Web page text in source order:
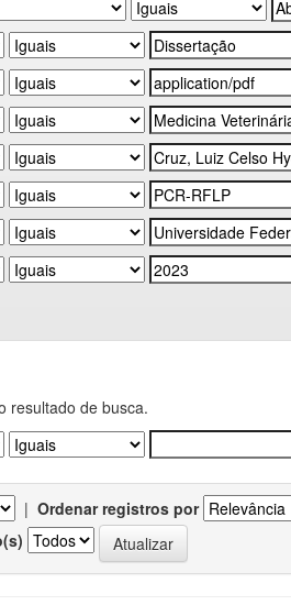
resultado de busca.
| Ordenar registros por